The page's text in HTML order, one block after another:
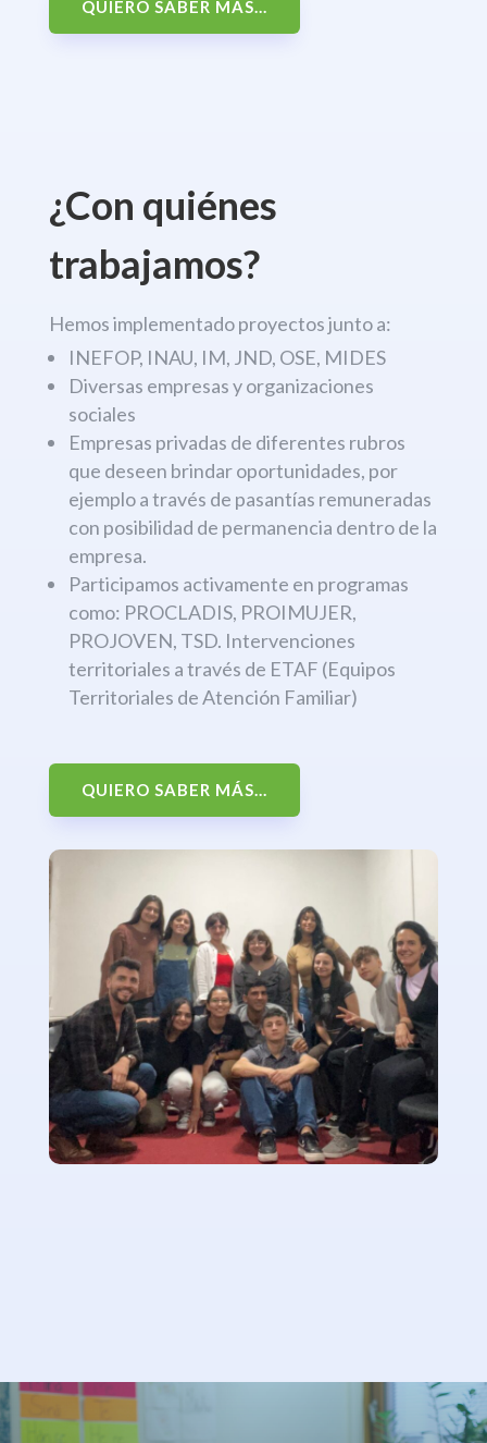
QUIERO SABER MÁS...
¿Con quiénes
trabajamos?
Hemos implementado proyectos junto a:
INEFOP, INAU, IM, JND, OSE, MIDES
Diversas empresas y organizaciones
sociales
Empresas privadas de diferentes rubros
que deseen brindar oportunidades, por
ejemplo a través de pasantías remuneradas
con posibilidad de permanencia dentro de la
empresa.
Participamos activamente en programas
como: PROCLADIS, PROIMUJER,
PROJOVEN, TSD. Intervenciones
territoriales a través de ETAF (Equipos
Territoriales de Atención Familiar)
QUIERO SABER MÁS...